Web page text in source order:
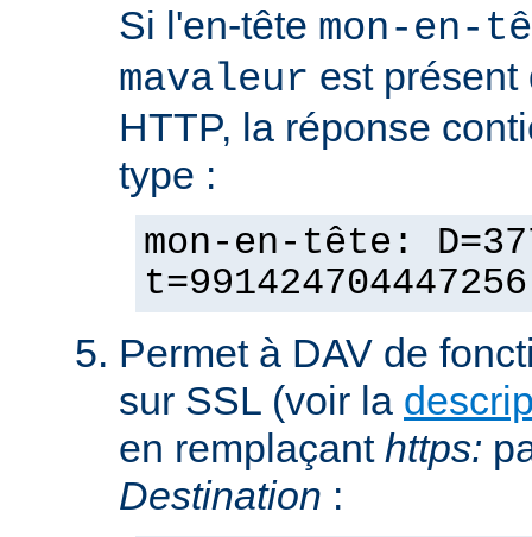
Si l'en-tête mon-en-
mavaleur est présent
HTTP, la réponse
type :
mon-en-tête:
Permet à DAV de
sur SSL (voir la
en remplaçant https:
Destination :